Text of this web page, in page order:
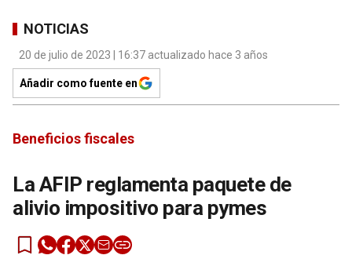
NOTICIAS
20 de julio de 2023 | 16:37 actualizado hace 3 años
Añadir como fuente en
Beneficios fiscales
La AFIP reglamenta paquete de
alivio impositivo para pymes